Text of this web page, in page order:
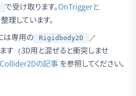
で受け取ります。OnTriggerと
理しています。
は専用の Rigidbody2D ／
す（3D用と混ぜると衝突しませ
の記事を参照してください。